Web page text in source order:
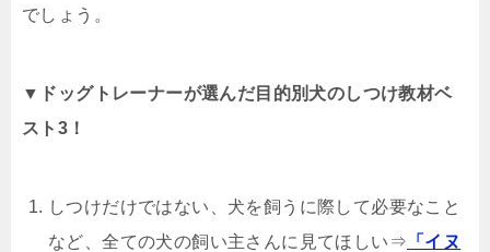
でしょう。
▼ドッグトレーナーが選んだ目的別犬のしつけ教材ベ
スト3！
しつけだけではない、犬を飼うに際して必要なこと
など、全ての犬の飼い主さんに見てほしい⇒ 「イヌ